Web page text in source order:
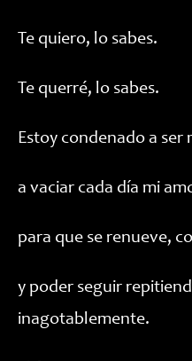
Te quiero, lo sabes.
Te querré, lo sabes.
Estoy condenado a
a vaciar cada día mi
para que se renueve,
y poder seguir
inagotablemente.